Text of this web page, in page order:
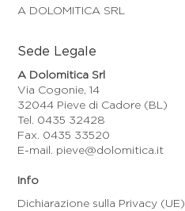
A DOLOMITICA SRL
Sede Legale
A Dolomitica Srl
Via Cogonie, 14
32044 Pieve di Cadore (BL)
Tel. 0435 32428
Fax. 0435 33520
E-mail. pieve@dolomitica.it
Info
Dichiarazione sulla Privacy (UE)